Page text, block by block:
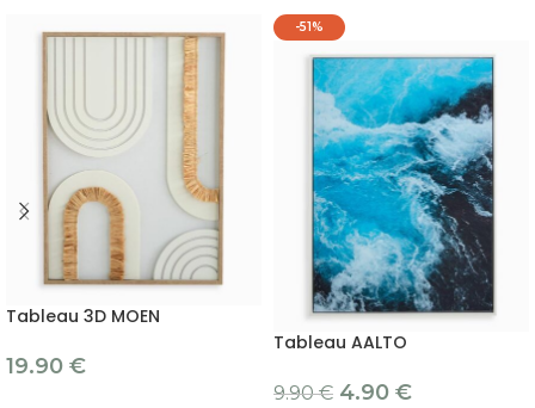
Tableau 3D MOEN
19.90 €
-51%
Tableau AALTO
9.90€ 4.90 €